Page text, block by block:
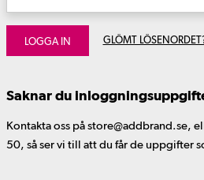
LOGGA IN GLÖMT
Saknar du
Kontakta oss på store@addbrand.se,
50, så ser vi till att du får de uppgifter